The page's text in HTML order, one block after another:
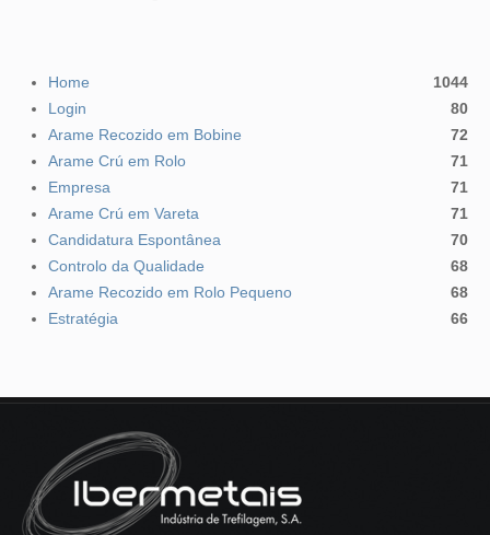
Home
1044
Login
80
Arame Recozido em Bobine
72
Arame Crú em Rolo
71
Empresa
71
Arame Crú em Vareta
71
Candidatura Espontânea
70
Controlo da Qualidade
68
Arame Recozido em Rolo Pequeno
68
Estratégia
66